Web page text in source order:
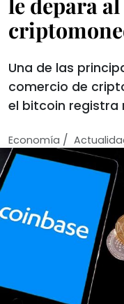
Una de las
comercio de
el bitcoin registra
Economí­a /